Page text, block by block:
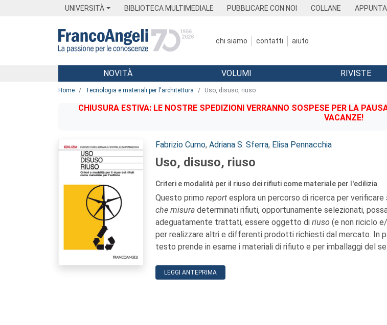
UNIVERSITÀ BIBLIOTECA MULTIMEDIALE PUBBLICARE CON NOI COLLANE
chi siamo contatti aiuto
Menu
NOVITÀ VOLUMI RIVISTE
Home Tecnologia e materiali per l'architettura Uso, disuso, riuso
CHIUSURA ESTIVA: LE NOSTRE SPEDIZIONI VERRANNO SOSPESE PER LA
VACANZE!
Autori:
Fabrizio Cumo, Adriana S. Sferra, Elisa Pennacchia
Uso, disuso, riuso
Criteri e modalità per il riuso dei rifiuti come materiale per l'edilizia
Questo primo report esplora un percorso di ricerca per verificare
che misura determinati rifiuti, opportunamente selezionati,
adeguatamente trattati, essere oggetto di riuso (e non riciclo
per realizzare altri e differenti prodotti richiesti dal mercato. In
testo prende in esame i materiali di rifiuto e per imballaggi del
LEGGI ANTEPRIMA